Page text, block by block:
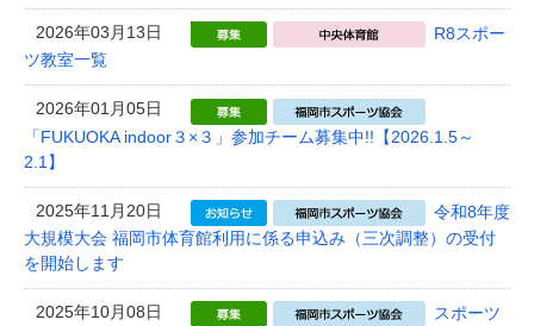
2026年03月13日
R8スポー
ツ教室一覧
2026年01月05日
「FUKUOKA indoor３×３」参加チーム募集中!!【2026.1.5～
2.1】
2025年11月20日
令和8年度
大規模大会 福岡市体育館利用に係る申込み（三次調整）の受付
を開始します
2025年10月08日
スポーツ